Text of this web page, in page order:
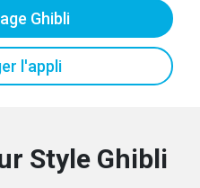
Ghibli
l'appli
Style Ghibli